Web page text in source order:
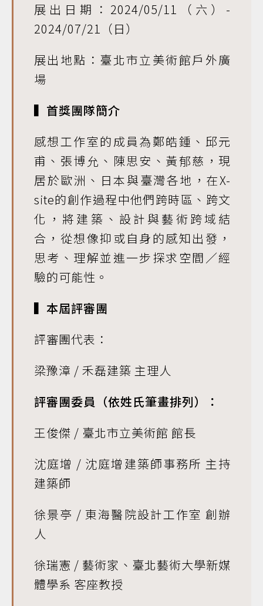
展出日期：2024/05/11（六）-
2024/07/21（日）
展出地點：臺北市立美術館戶外廣
場
▍首獎團隊簡介
感想工作室的成員為鄭皓鍾、邱元
甫、張博允、陳思安、黃郁慈，現
居於歐洲、日本與臺灣各地，在X-
site的創作過程中他們跨時區、跨文
化，將建築、設計與藝術跨域結
合，從想像抑或自身的感知出發，
思考、理解並進一步探求空間／經
驗的可能性。
▍本屆評審團
評審團代表：
梁豫漳 / 禾磊建築 主理人
評審團委員（依姓氏筆畫排列）：
王俊傑 / 臺北市立美術館 館長
沈庭增 / 沈庭增建築師事務所 主持
建築師
徐景亭 / 東海醫院設計工作室 創辦
人
徐瑞憲 / 藝術家、臺北藝術大學新媒
體學系 客座教授